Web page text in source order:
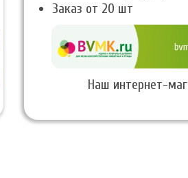
Заказ от 20 шт
Наш интернет-